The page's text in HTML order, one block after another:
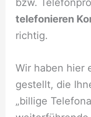
bzw.
telefonieren
richtig.
Wir haben hier
gestellt, die
„billige